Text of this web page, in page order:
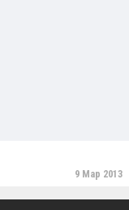
9 Мар 2013